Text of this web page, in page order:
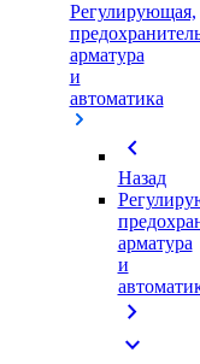
Регулирующая,
арматура
и
автоматика
chevron_left
Назад
арматура
и
chevron_right
expand_more